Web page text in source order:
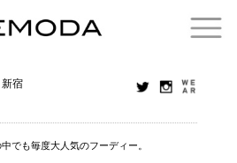
宿
でも毎度大人気のフーディー。